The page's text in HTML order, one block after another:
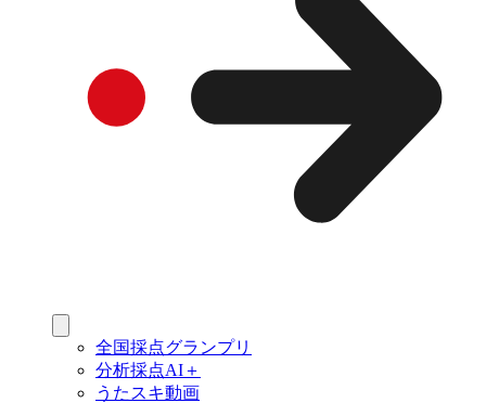
全国採点グランプリ
分析採点AI＋
うたスキ動画